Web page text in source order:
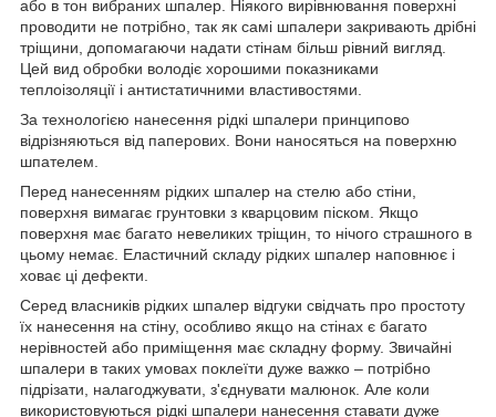
або в тон вибраних шпалер. Ніякого вирівнювання поверхні
проводити не потрібно, так як самі шпалери закривають дрібні
тріщини, допомагаючи надати стінам більш рівний вигляд.
Цей вид обробки володіє хорошими показниками
теплоізоляції і антистатичними властивостями.
За технологією нанесення рідкі шпалери принципово
відрізняються від паперових. Вони наносяться на поверхню
шпателем.
Перед нанесенням рідких шпалер на стелю або стіни,
поверхня вимагає грунтовки з кварцовим піском. Якщо
поверхня має багато невеликих тріщин, то нічого страшного в
цьому немає. Еластичний складу рідких шпалер наповнює і
ховає ці дефекти.
Серед власників рідких шпалер відгуки свідчать про простоту
їх нанесення на стіну, особливо якщо на стінах є багато
нерівностей або приміщення має складну форму. Звичайні
шпалери в таких умовах поклеїти дуже важко – потрібно
підрізати, налагоджувати, з'єднувати малюнок. Але коли
використовуються рідкі шпалери нанесення ставати дуже